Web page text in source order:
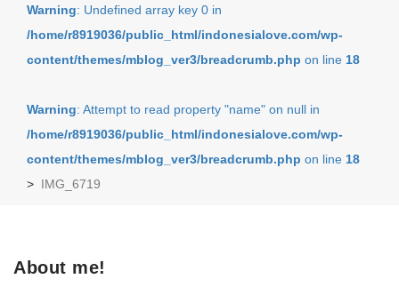
Warning: Undefined array key 0 in
/home/r8919036/public_html/indonesialove.com/wp-
content/themes/mblog_ver3/breadcrumb.php on line 18
Warning: Attempt to read property "name" on null in
/home/r8919036/public_html/indonesialove.com/wp-
content/themes/mblog_ver3/breadcrumb.php on line 18
> IMG_6719
About me!